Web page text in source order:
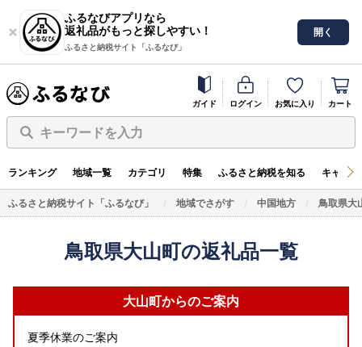
ふるなびアプリなら
返礼品がもっと探しやすい！
ふるさと納税サイト「ふるなび」
開く
ガイド ログイン お気に入り カート
キーワードを入力
ランキング 地域一覧 カテゴリ 特集 ふるさと納税を知る キャン
ふるさと納税サイト「ふるなび」 地域でさがす 中国地方 鳥取県大
鳥取県大山町の返礼品一覧
大山町からのご案内
夏季休業のご案内